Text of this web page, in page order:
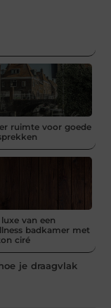
ruimte voor goede
luxe van een
badkamer met
ciré
je draagvlak